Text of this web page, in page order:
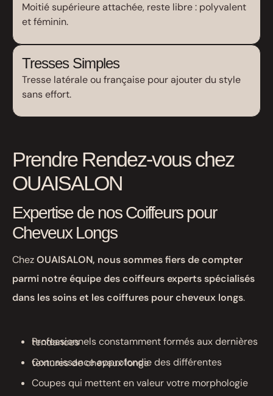
Moitié supérieure attachée, reste libre : polyvalent
et féminin.
Tresses Simples
Tresse latérale ou française pour ajouter du style
sans effort.
Prendre Rendez-vous chez
OUAISALON
Expertise de nos Coiffeurs pour
Cheveux Longs
ChezOUAISALON, nous sommes fiers de compter
parmi notre équipe des coiffeurs experts spécialisés
dans les soins et les coiffures pour cheveux longs.
Professionnels constamment formés aux dernières tendances
Connaissance approfondie des différentes textures de cheveux longs
Coupes qui mettent en valeur votre morphologie